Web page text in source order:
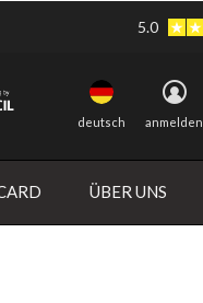
ÜBER UNS
deutsch anmelden
5.0